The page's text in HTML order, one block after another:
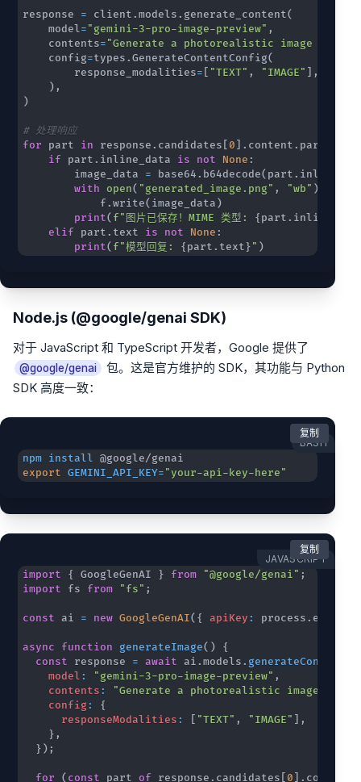
response = client.models. generate_content(
    model
="gemini-3-pro-image-preview" ,
    contents
="Generate a photorealistic image of
    config
=types.GenerateContentConfig(
        response_modalities
= "TEXT" , "IMAGE"
,
),
)
# 处理响应
for part in response. candidates 0 . content. parts
if part. inline_data is not None:
        image_data
= base64. b64decode( part.
with open( "generated_image.png" , "wb" )
            f
.write( image_data)
print( f"图片已保存！MIME 类型: {part.
elif part. text is not None:
print( f"模型回复: {part. text}" )
Node.js (@google/genai SDK)
对于 JavaScript 和 TypeScript 开发者，Google 提供了
@google/genai
包。这是官方维护的 SDK，其功能与 Python
SDK 高度一致：
BASH
npm install
export GEMINI_API_KEY="your-api-key-here"
复制
JAVASCRIPT
import { GoogleGenAI } from "@google/genai" ;
import fs from "fs" ;
const ai = new GoogleGenAI( { apiKey: process. env
async function generateImage( )
{
const response = await ai.models. generateContent
model: "gemini-3-pro-image-preview" ,
contents:
"Generate a photorealistic image
config:
{
responseModalities: "TEXT" , "IMAGE"
,
},
});
for ( const part of response. candidates 0 . content
复制